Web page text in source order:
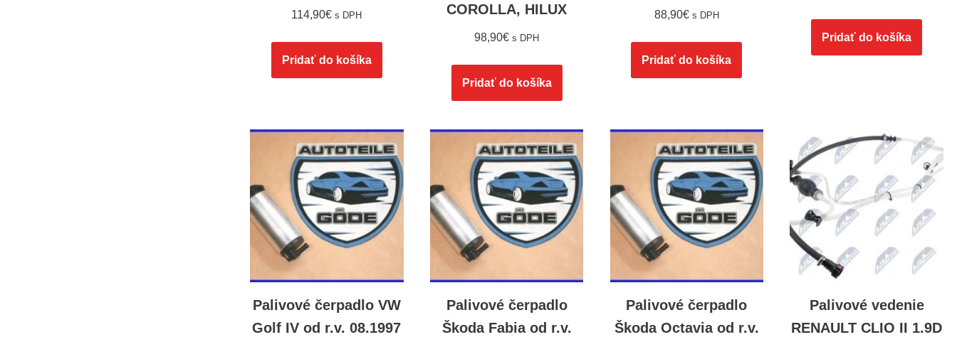
114,90€ s DPH
Pridať do košíka
COROLLA, HILUX
98,90€ s DPH
Pridať do košíka
88,90€ s DPH
Pridať do košíka
Pridať do košíka
Palivové čerpadlo VW
Golf IV od r.v. 08.1997
Palivové čerpadlo
Škoda Fabia od r.v.
Palivové čerpadlo
Škoda Octavia od r.v.
Palivové vedenie
RENAULT CLIO II 1.9D